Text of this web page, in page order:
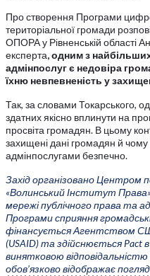
Про створення Програми
територіальної громади
ОПОРА у Рівненській області
експерта, одним з
адмінпослуг є недовіра
їхню невпевненість у
Так, за словами Токарського,
здатних якісно вплинути на
просвіта громадян. В цьому
захищені дані громадян й
адмінпослугами безпечно.
Захід організовано Центром
«Волинський Інститут
мережі публічного права та
Програми сприяння
фінансується Агентством
(USAID) та здійснюється Pact
винятковою
обов’язково відображає